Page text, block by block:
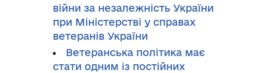
війни за незалежність України
при Міністерстві у справах
ветеранів України
Ветеранська політика має
стати одним із постійних